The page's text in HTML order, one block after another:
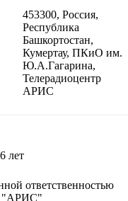
453300, Россия,
Республика
Башкортостан,
Кумертау, ПКиО им.
Ю.А.Гагарина,
Телерадиоцентр
АРИС
лет
ответственностью
"АРИС"